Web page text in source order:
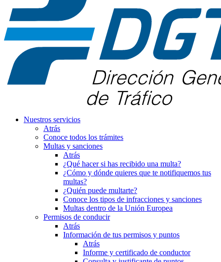
Nuestros servicios
Atrás
Conoce todos los trámites
Multas y sanciones
Atrás
¿Qué hacer si has recibido una multa?
¿Cómo y dónde quieres que te notifiquemos tus
multas?
¿Quién puede multarte?
Conoce los tipos de infracciones y sanciones
Multas dentro de la Unión Europea
Permisos de conducir
Atrás
Información de tus permisos y puntos
Atrás
Informe y certificado de conductor